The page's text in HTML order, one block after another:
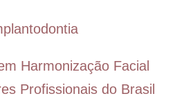
Harmonização Facial
Profissionais do Brasil